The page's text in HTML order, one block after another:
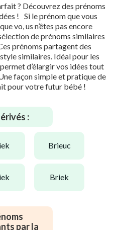
? Découvrez des prénoms
! Si le prénom que vous
vo, us n’êtes pas encore
de prénoms similaires
prénoms partagent des
similaires. Idéal pour les
d’élargir vos idées tout
façon simple et pratique de
pour votre futur bébé !
:
brieuc
briek
par la